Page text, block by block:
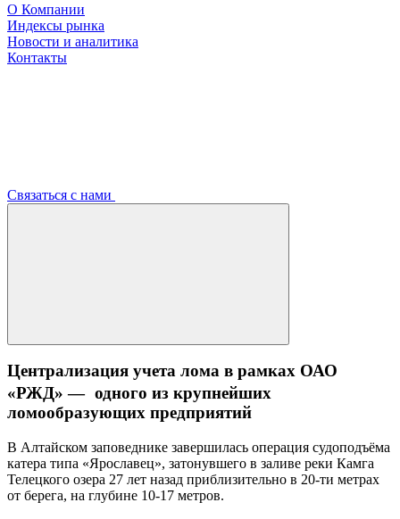
О Компании
Индексы рынка
Новости и аналитика
Контакты
Связаться с нами
Централизация учета лома в рамках ОАО
«РЖД» — одного из крупнейших
ломообразующих предприятий
В Алтайском заповеднике завершилась операция судоподъёма
катера типа «Ярославец», затонувшего в заливе реки Камга
Телецкого озера 27 лет назад приблизительно в 20-ти метрах
от берега, на глубине 10-17 метров.